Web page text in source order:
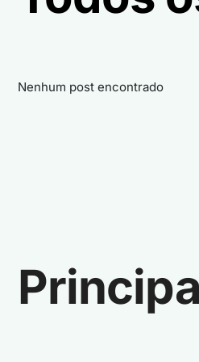
Nenhum post encontrado